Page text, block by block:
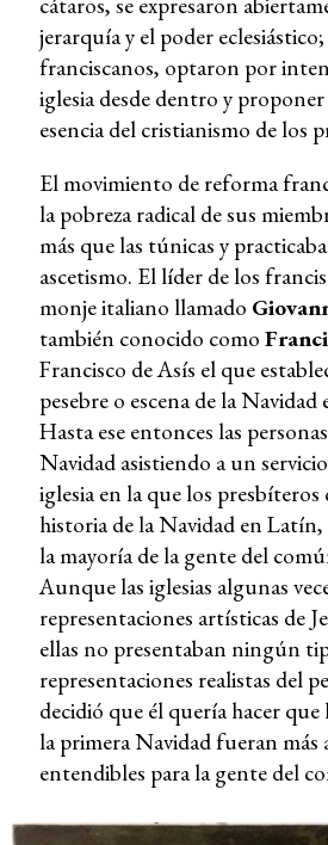
jerarquía y el poder
franciscanos, optaron por
iglesia desde dentro y
esencia del cristianismo de los
El movimiento de reforma
la pobreza radical de sus
más que las túnicas y
ascetismo. El líder de los
monje italiano llamado
también conocido como
Francisco de Asís el que
pesebre o escena de la Navidad
Hasta ese entonces las
Navidad asistiendo a un
iglesia en la que los
historia de la Navidad en
la mayoría de la gente del
Aunque las iglesias algunas
representaciones artísticas de
ellas no presentaban ningún
representaciones realistas del
decidió que él quería hacer que
la primera Navidad fueran más
entendibles para la gente del